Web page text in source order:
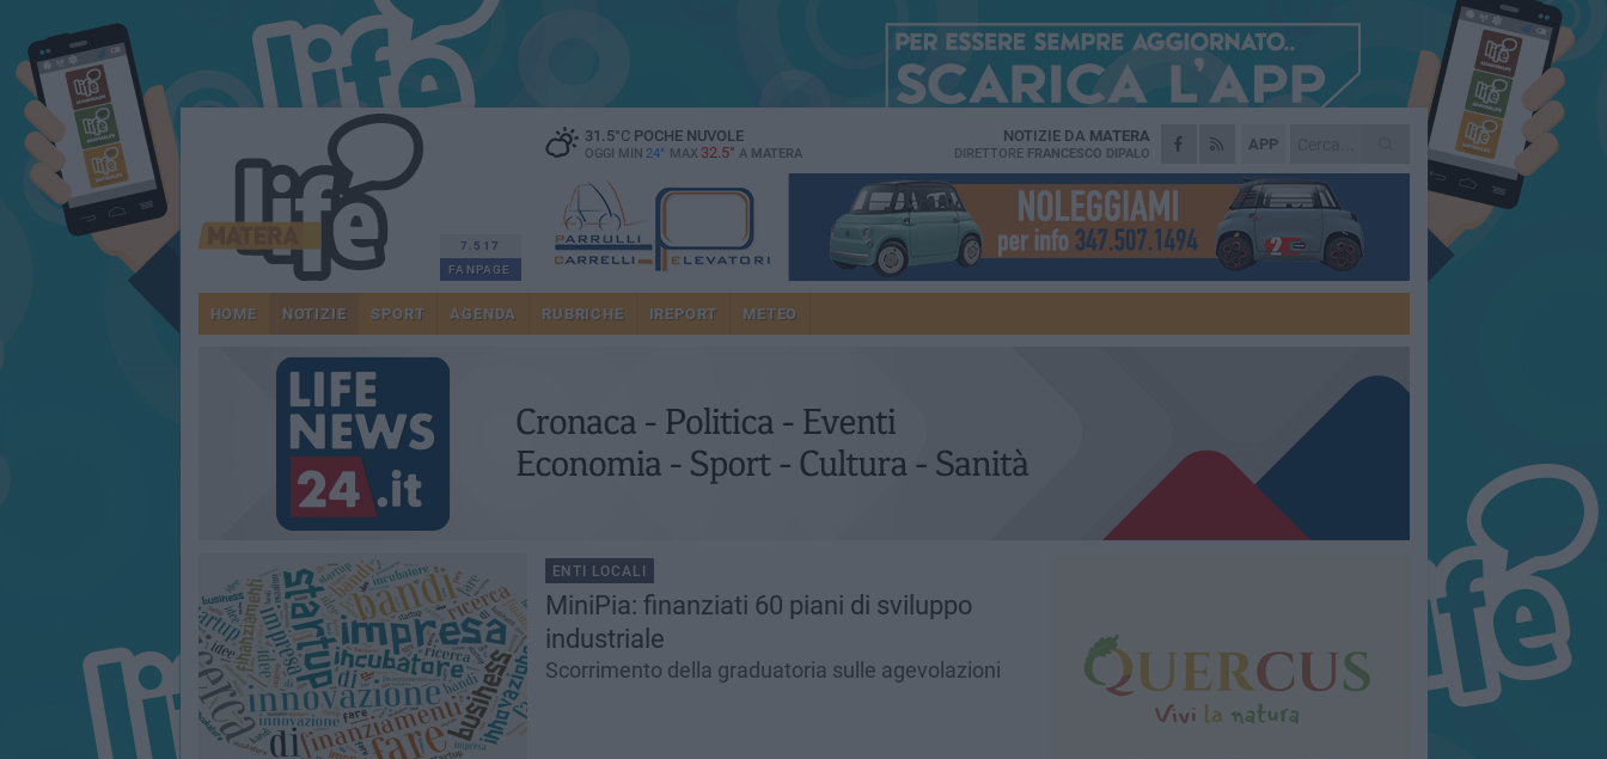
7.517
FANPAGE
31.5°CPOCHE NUVOLE
OGGI MIN 24° MAX 32.5° A MATERA
APP
NOTIZIE DA MATERA
DIRETTORE FRANCESCO DIPALO
HOME NOTIZIE SPORT AGENDA RUBRICHE IREPORT METEO
ENTI LOCALI
MiniPia: finanziati 60 piani di sviluppo
industriale
Scorrimento della graduatoria sulle agevolazioni